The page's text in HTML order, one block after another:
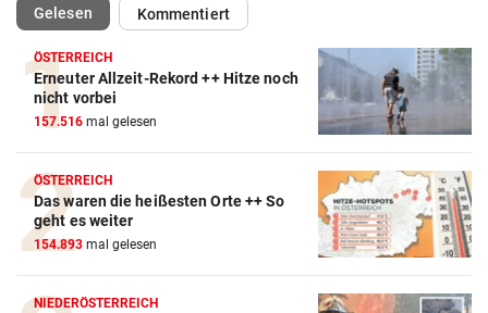
Gelesen(ausgewählt)Kommentiert
ÖSTERREICH
Erneuter Allzeit-Rekord ++ Hitze noch
nicht vorbei
157.516 mal gelesen
ÖSTERREICH
Das waren die heißesten Orte ++ So
geht es weiter
154.893 mal gelesen
NIEDERÖSTERREICH